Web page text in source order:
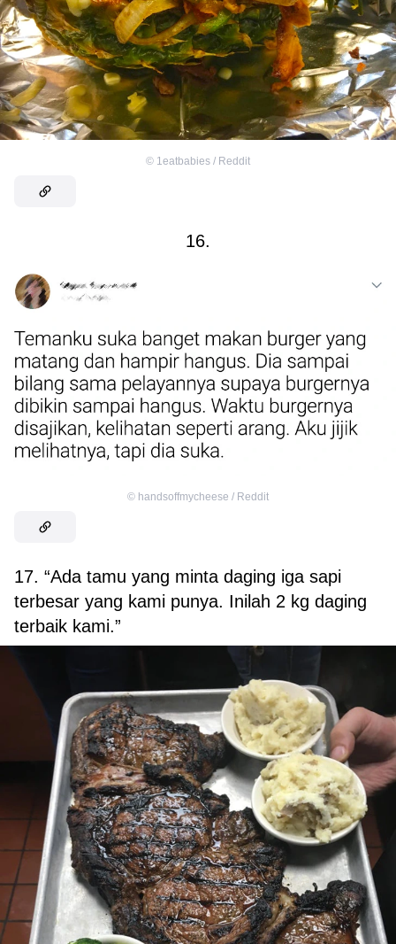
© 1eatbabies / Reddit
16.
© handsoffmycheese / Reddit
17. “Ada tamu yang minta daging iga sapi
terbesar yang kami punya. Inilah 2 kg daging
terbaik kami.”